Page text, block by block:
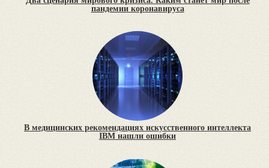
пандемии коронавируса
В медицинских рекомендациях искусственного интеллекта
IBM нашли ошибки